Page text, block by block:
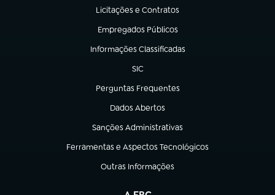
Licitações e Contratos
(abre em nova aba)
Empregados Públicos
(abre em nova aba)
Informações Classificadas
(abre em nova aba)
SIC
(abre em nova aba)
Perguntas Frequentes
(abre em nova aba)
Dados Abertos
(abre em nova aba)
Sanções Administrativas
(abre em nova aba)
Ferramentas e Aspectos Tecnológicos
(abre em nova aba)
Outras Informações
(abre em nova aba)